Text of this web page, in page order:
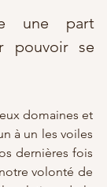
une part
pouvoir se
domaines et
à un les voiles
dernières fois
volonté de